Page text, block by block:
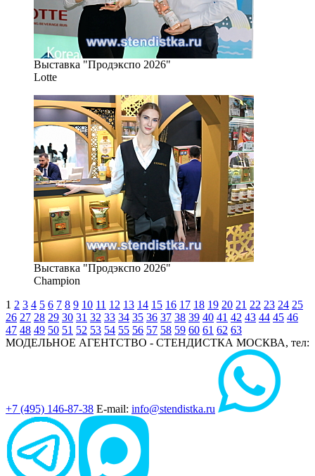
Выставка "Продэкспо 2026"
Lotte
Выставка "Продэкспо 2026"
Champion
1 2 3 4 5 6 7 8 9 10 11 12 13 14 15 16 17 18 19 20 21 22 23 24 25
26 27 28 29 30 31 32 33 34 35 36 37 38 39 40 41 42 43 44 45 46
47 48 49 50 51 52 53 54 55 56 57 58 59 60 61 62 63
МОДЕЛЬНОЕ АГЕНТСТВО - СТЕНДИСТКА МОСКВА, тел:
+7 (495) 146-87-38 E-mail: info@stendistka.ru